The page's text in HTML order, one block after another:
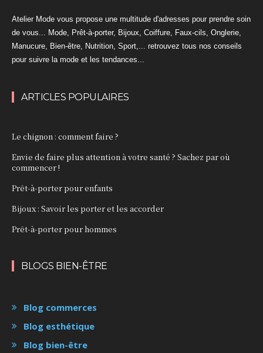
Atelier Mode vous propose une multitude d'adresses pour prendre soin
de vous... Mode, Prêt-à-porter, Bijoux, Coiffure, Faux-cils, Onglerie,
Manucure, Bien-être, Nutrition, Sport,... retrouvez tous nos conseils
pour suivre la mode et les tendances...
ARTICLES POPULAIRES
Le chignon : comment faire ?
Envie de faire plus attention à votre santé ? Sachez par où
commencer !
Prêt-à-porter pour enfants
Bijoux : Savoir les porter et les accorder
Prêt-à-porter pour hommes
BLOGS BIEN-ÊTRE
Blog commerces
Blog esthétique
Blog bien-être